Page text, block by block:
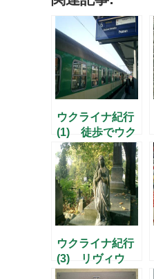
ウクライナ紀行
(1) 徒歩でウク
ライナの国境を
越える
ウクライナ紀行
(3) リヴィウ
光と影